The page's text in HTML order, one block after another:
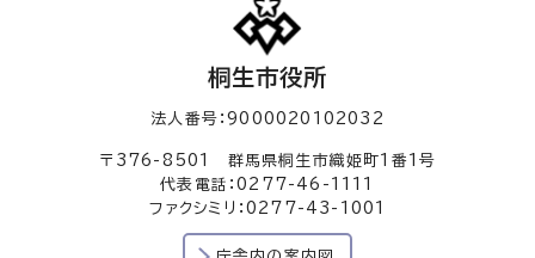
桐生市役所
法人番号：9000020102032
〒376-8501 群馬県桐生市織姫町1番1号
代表電話：0277-46-1111
ファクシミリ：0277-43-1001